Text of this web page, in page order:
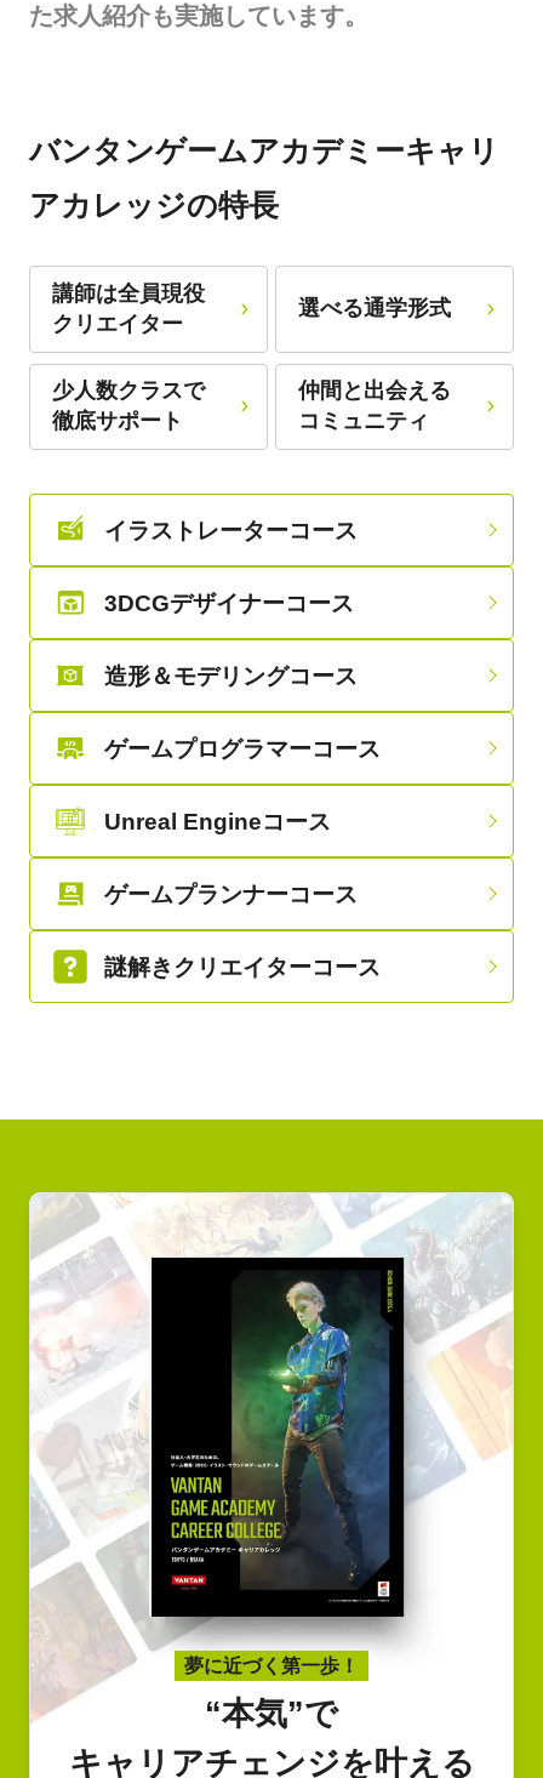
た求人紹介も実施しています。
バンタンゲームアカデミーキャリ
アカレッジの特長
講師は全員現役
クリエイター
選べる通学形式
少人数クラスで
徹底サポート
仲間と出会える
コミュニティ
イラストレーターコース
3DCGデザイナーコース
造形＆モデリングコース
ゲームプログラマーコース
Unreal Engineコース
ゲームプランナーコース
謎解きクリエイターコース
夢に近づく第一歩！
“本気”で
キャリアチェンジを叶える